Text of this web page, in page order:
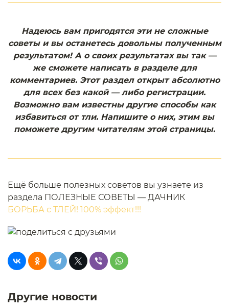
Надеюсь вам пригодятся эти не сложные
советы и вы останетесь довольны полученным
результатом! А о своих результатах вы так —
же сможете написать в разделе для
комментариев. Этот раздел открыт абсолютно
для всех без какой — либо регистрации.
Возможно вам известны другие способы как
избавиться от тли. Напишите о них, этим вы
поможете другим читателям этой страницы.
Ещё больше полезных советов вы узнаете из
раздела ПОЛЕЗНЫЕ СОВЕТЫ — ДАЧНИК
БОРЬБА с ТЛЕЙ! 100% эффект!!!
Другие новости